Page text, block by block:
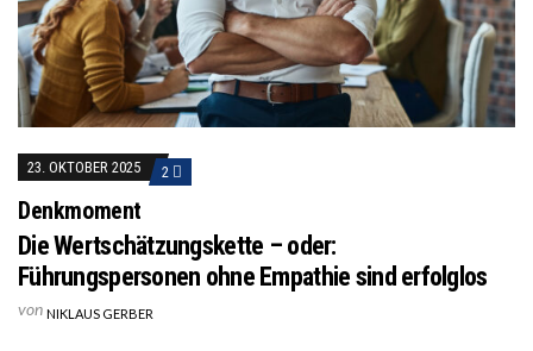
23. OKTOBER 2025 2
Denkmoment
Die Wertschätzungskette – oder:
Führungspersonen ohne Empathie sind erfolglos
von NIKLAUS GERBER